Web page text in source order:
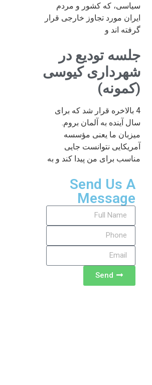
سیاسی، که کشور و مردم
ایران مورد تجاوز خارجی قرار
گرفته اند و
جلسه تودیع در
شهرداری کیوسی
(کمونه)
4 بالاخره قرار شد که برای
سال آینده به آلمان بروم.
میزبان ما یعنی مؤسسه
آمریکایی نتوانست جایی
مناسب برای من پیدا کند و به
Send Us A
Message
Send